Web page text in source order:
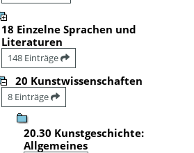
18 Einzelne Sprachen und
Literaturen
148 Einträge
20 Kunstwissenschaften
8 Einträge
20.30 Kunstgeschichte:
Allgemeines